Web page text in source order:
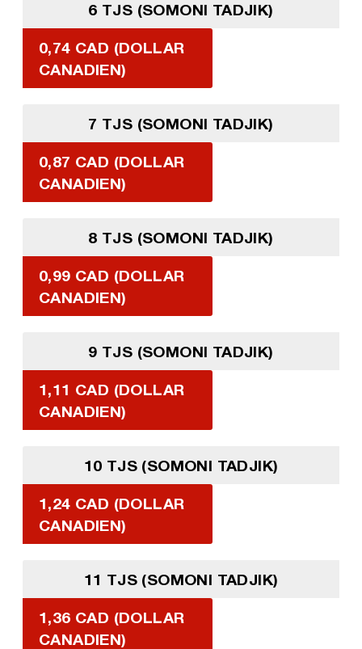
6 TJS (SOMONI TADJIK)
0,74 CAD (DOLLAR
CANADIEN)
7 TJS (SOMONI TADJIK)
0,87 CAD (DOLLAR
CANADIEN)
8 TJS (SOMONI TADJIK)
0,99 CAD (DOLLAR
CANADIEN)
9 TJS (SOMONI TADJIK)
1,11 CAD (DOLLAR
CANADIEN)
10 TJS (SOMONI TADJIK)
1,24 CAD (DOLLAR
CANADIEN)
11 TJS (SOMONI TADJIK)
1,36 CAD (DOLLAR
CANADIEN)